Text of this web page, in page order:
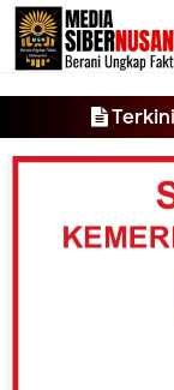
-->
Terkini